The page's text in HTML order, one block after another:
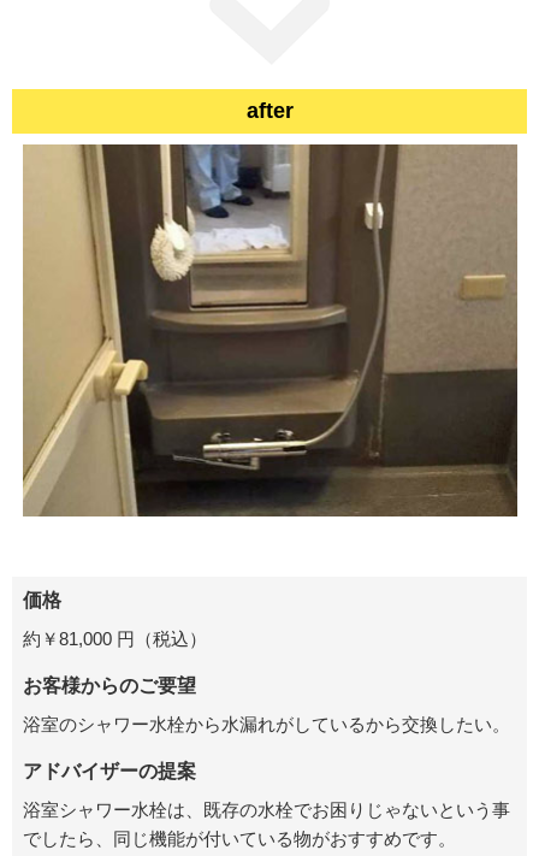
after
価格
約￥81,000 円（税込）
お客様からのご要望
浴室のシャワー水栓から水漏れがしているから交換したい。
アドバイザーの提案
浴室シャワー水栓は、既存の水栓でお困りじゃないという事
でしたら、同じ機能が付いている物がおすすめです。